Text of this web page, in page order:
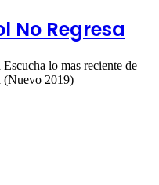
No Regresa
lo mas reciente de
(Nuevo 2019)